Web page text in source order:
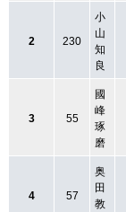
2 230
小
山
知
良
3 55
國
峰
琢
磨
4 57
奥
田
教